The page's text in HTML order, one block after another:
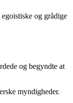
og grådige
og begyndte at
myndigheder.